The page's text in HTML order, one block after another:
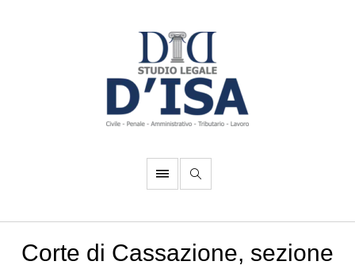
Corte di Cassazione, sezione